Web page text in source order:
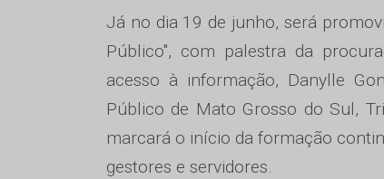
Já no dia 19 de junho, será
Público", com palestra da
acesso à informação, Danylle
Público de Mato Grosso do Sul,
marcará o início da formação
gestores e servidores.